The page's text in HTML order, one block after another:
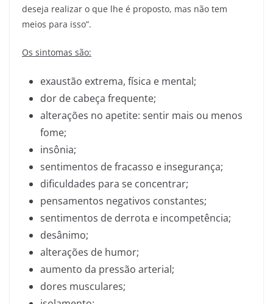
deseja realizar o que lhe é proposto, mas não tem
meios para isso”.
Os sintomas são:
exaustão extrema, física e mental;
dor de cabeça frequente;
alterações no apetite: sentir mais ou menos
fome;
insônia;
sentimentos de fracasso e insegurança;
dificuldades para se concentrar;
pensamentos negativos constantes;
sentimentos de derrota e incompetência;
desânimo;
alterações de humor;
aumento da pressão arterial;
dores musculares;